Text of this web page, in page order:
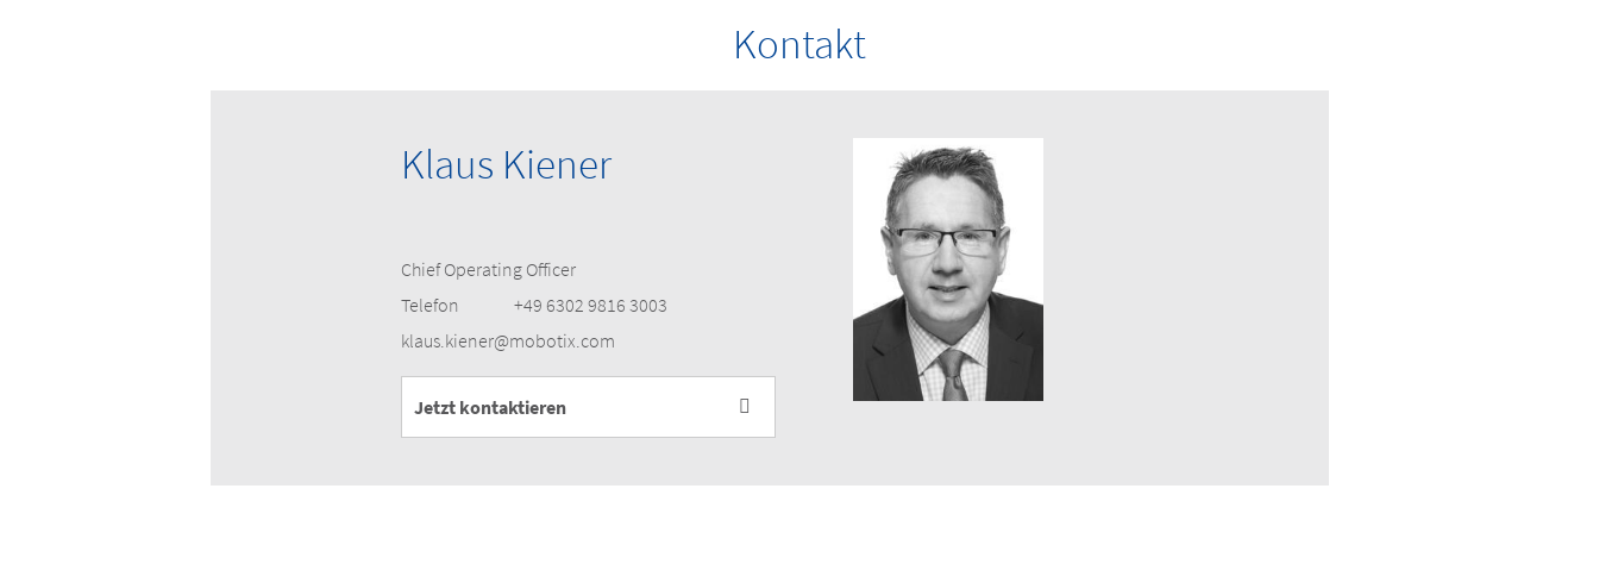
Kontakt
Klaus Kiener
Chief Operating Officer
Telefon
+49 6302 9816 3003
klaus.kiener@mobotix.com
Jetzt kontaktieren